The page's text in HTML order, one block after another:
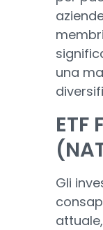
una
ETF
Gli